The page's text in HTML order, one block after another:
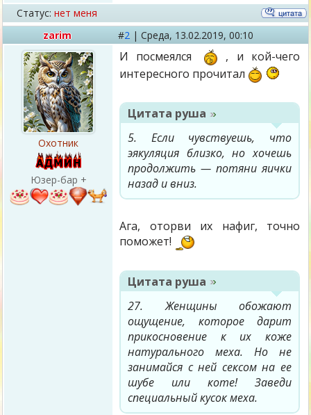
Статус: нет меня
zarim
#2 | Среда, 13.02.2019, 00:10
Охотник
Юзер-бар +
И посмеялся
, и кой-чего
интересного прочитал
Цитата руша
5. Если чувствуешь, что
эякуляция близко, но хочешь
продолжить — потяни яички
назад и вниз.
Ага, оторви их нафиг, точно
поможет!
Цитата руша
27. Женщины обожают
ощущение, которое дарит
прикосновение к их коже
натурального меха. Но не
занимайся с ней сексом на ее
шубе или коте! Заведи
специальный кусок меха.